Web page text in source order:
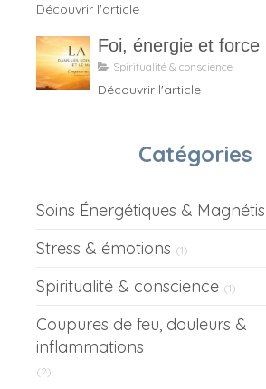
Découvrir l'article
Foi, énergie et force
Spiritualité & conscience
Découvrir l'article
Catégories
Soins Énergétiques &
Stress & émotions (1)
Spiritualité & conscience (1)
Coupures de feu, douleurs &
inflammations
(2)